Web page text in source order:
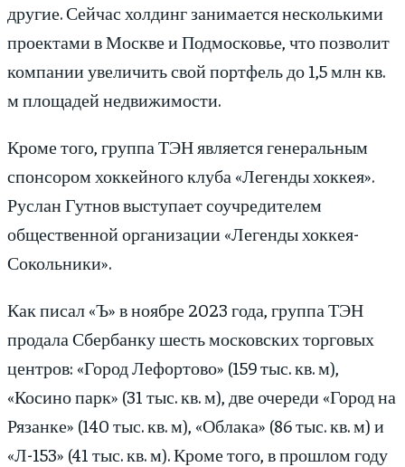
другие. Сейчас холдинг занимается несколькими
проектами в Москве и Подмосковье, что позволит
компании увеличить свой портфель до 1,5 млн кв.
м площадей недвижимости.
Кроме того, группа ТЭН является генеральным
спонсором хоккейного клуба «Легенды хоккея».
Руслан Гутнов выступает соучредителем
общественной организации «Легенды хоккея-
Сокольники».
Как писал «Ъ» в ноябре 2023 года, группа ТЭН
продала Сбербанку шесть московских торговых
центров: «Город Лефортово» (159 тыс. кв. м),
«Косино парк» (31 тыс. кв. м), две очереди «Город на
Рязанке» (140 тыс. кв. м), «Облака» (86 тыс. кв. м) и
«Л-153» (41 тыс. кв. м). Кроме того, в прошлом году